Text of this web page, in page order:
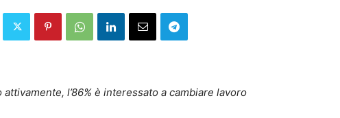
attivamente, l’86% è interessato a cambiare lavoro